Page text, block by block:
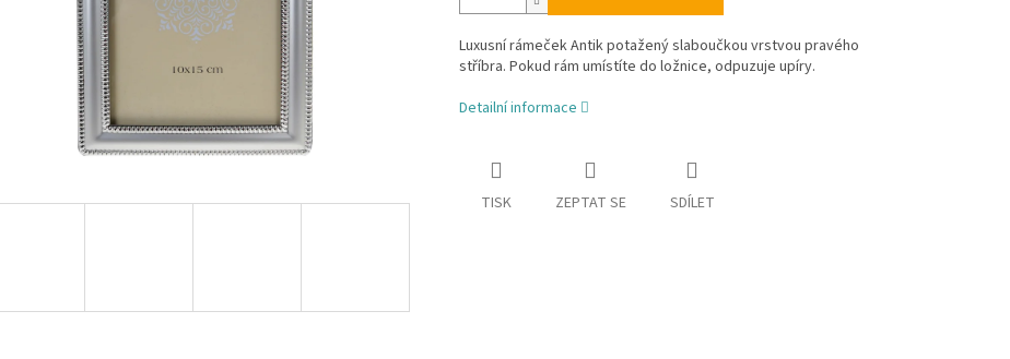
Luxusní rámeček Antik potažený slaboučkou vrstvou pravého
stříbra. Pokud rám umístíte do ložnice, odpuzuje upíry.
Detailní informace
TISK ZEPTAT SE SDÍLET